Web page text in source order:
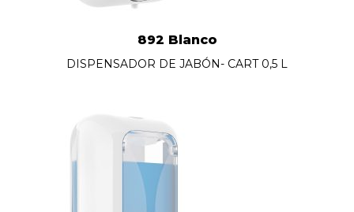
892 Blanco
DISPENSADOR DE JABÓN- CART 0,5 L